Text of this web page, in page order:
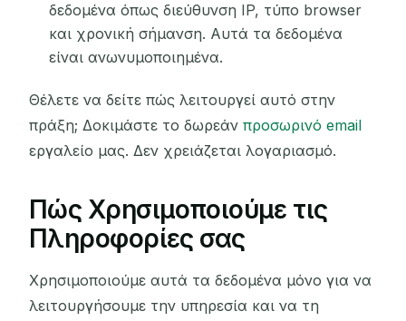
δεδομένα όπως διεύθυνση IP, τύπο browser
και χρονική σήμανση. Αυτά τα δεδομένα
είναι ανωνυμοποιημένα.
Θέλετε να δείτε πώς λειτουργεί αυτό στην
πράξη; Δοκιμάστε το δωρεάν προσωρινό email
εργαλείο μας. Δεν χρειάζεται λογαριασμό.
Πώς Χρησιμοποιούμε τις
Πληροφορίες σας
Χρησιμοποιούμε αυτά τα δεδομένα μόνο για να
λειτουργήσουμε την υπηρεσία και να τη